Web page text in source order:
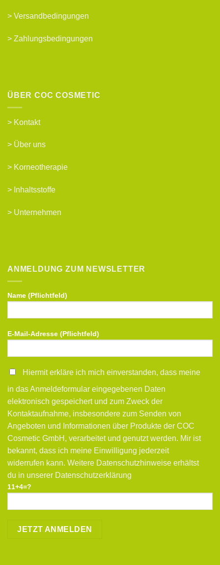
> Versandbedingungen
> Zahlungsbedingungen
ÜBER COC COSMETIC
> Kontakt
> Über uns
> Korneotherapie
> Inhaltsstoffe
> Unternehmen
ANMELDUNG ZUM NEWSLETTER
Name (Pflichtfeld)
E-Mail-Adresse (Pflichtfeld)
Hiermit erkläre ich mich einverstanden, dass meine
in das Anmeldeformular eingegebenen Daten
elektronisch gespeichert und zum Zweck der
Kontaktaufnahme, insbesondere zum Senden von
Angeboten und Informationen über Produkte der COC
Cosmetic GmbH, verarbeitet und genutzt werden. Mir ist
bekannt, dass ich meine Einwilligung jederzeit
widerrufen kann. Weitere Datenschutzhinweise erhältst
du in unserer Datenschutzerklärung
11+4=?